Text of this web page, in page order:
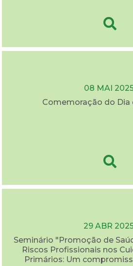
08 MAI
Comemoração do Dia
29 ABR
Seminário "Promoção de
Riscos Profissionais nos
Primários: Um